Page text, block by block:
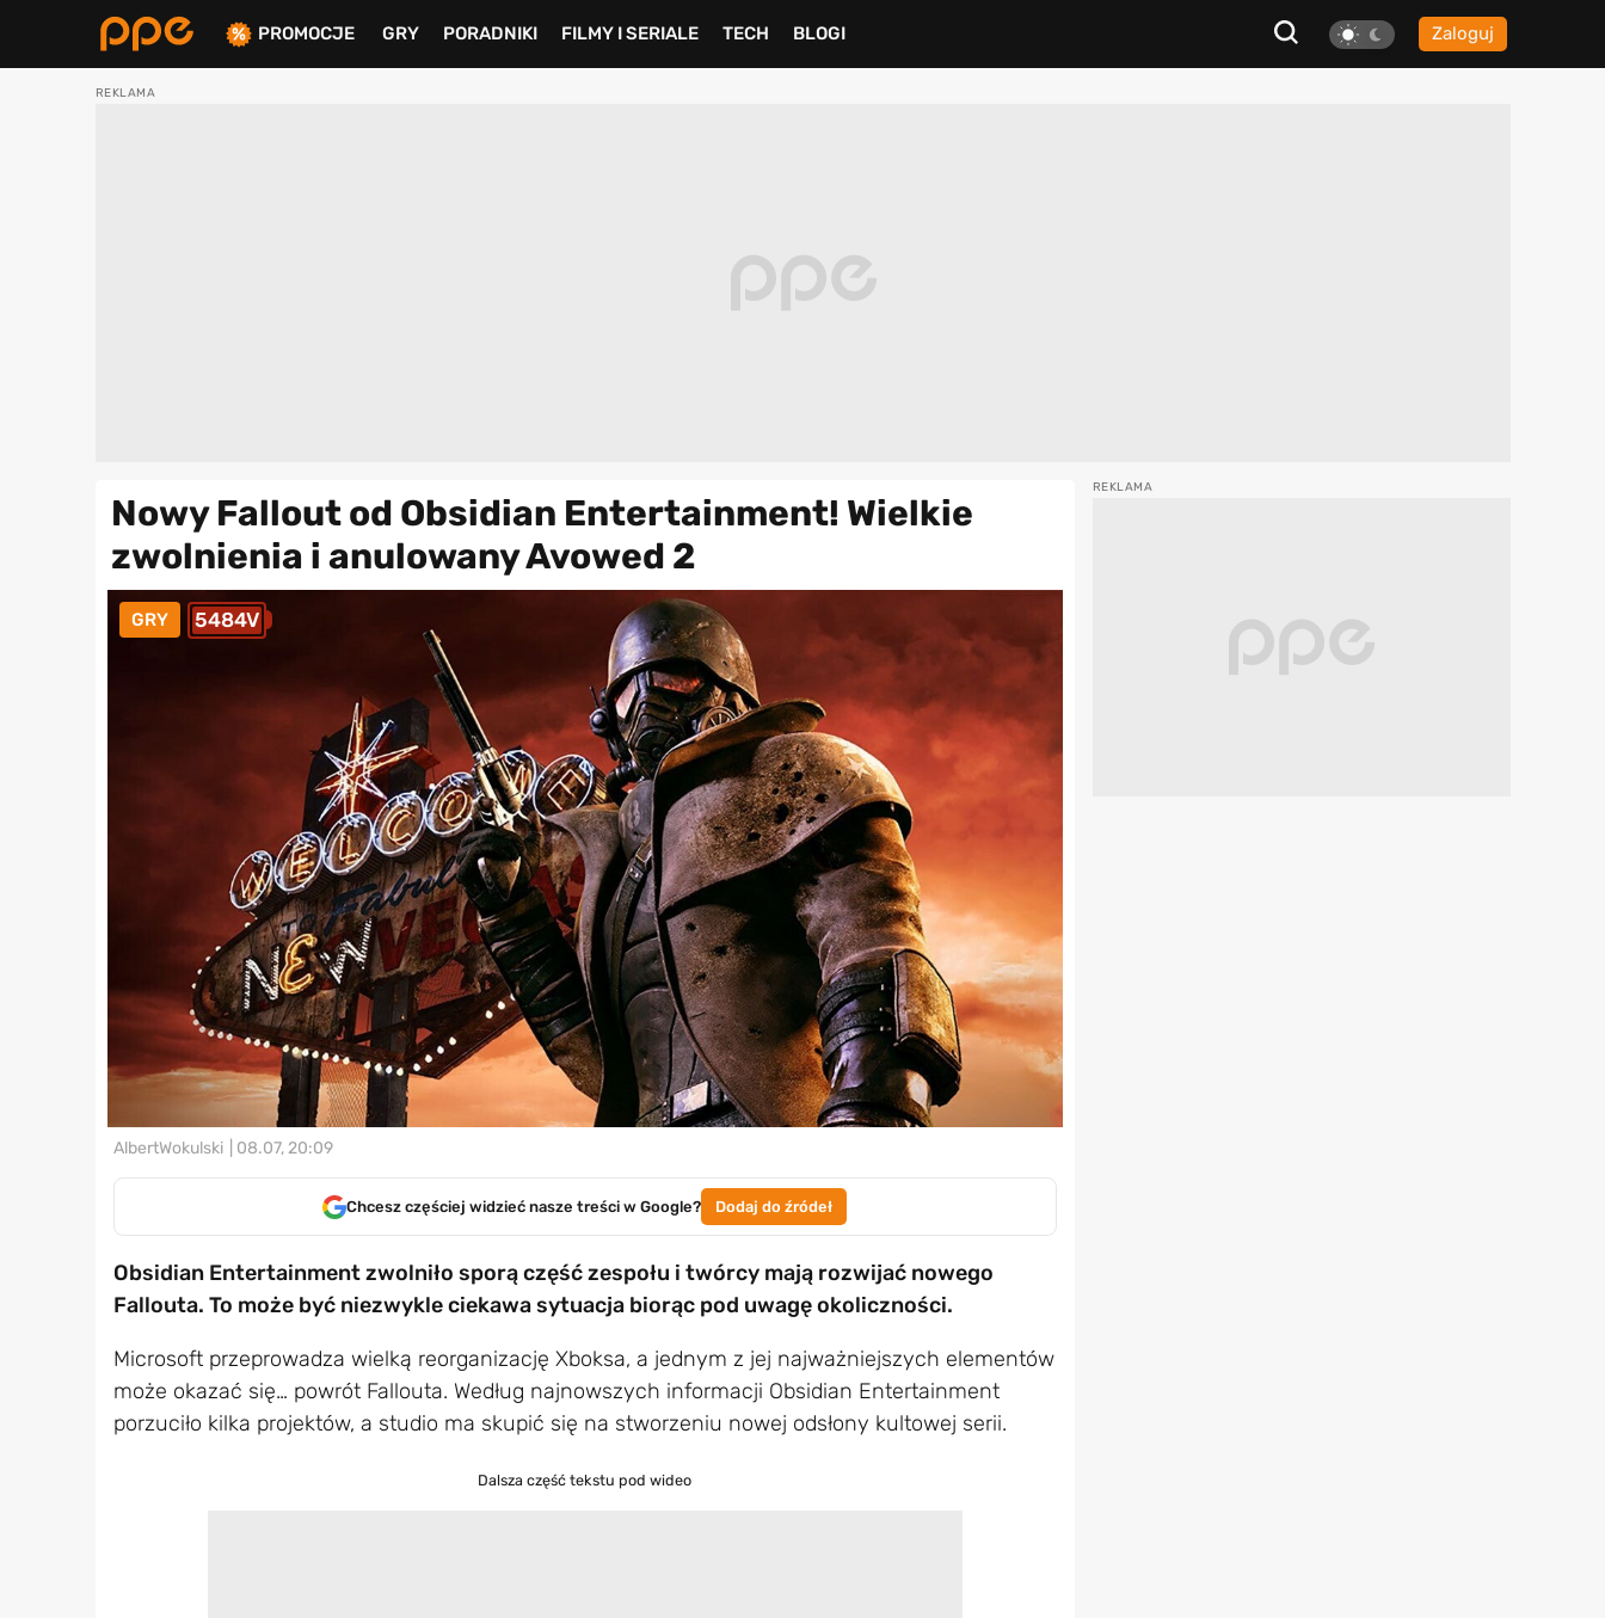
Zaloguj
PROMOCJE GRY PORADNIKI FILMY I SERIALE TECH BLOGI
Nowy Fallout od Obsidian Entertainment! Wielkie
zwolnienia i anulowany Avowed 2
GRY 5484V
AlbertWokulski | 08.07, 20:09
Chcesz częściej widzieć nasze treści w Google? Dodaj do źródeł
Obsidian Entertainment zwolniło sporą część zespołu i twórcy mają rozwijać nowego
Fallouta. To może być niezwykle ciekawa sytuacja biorąc pod uwagę okoliczności.
Microsoft przeprowadza wielką reorganizację Xboksa, a jednym z jej najważniejszych elementów
może okazać się… powrót Fallouta. Według najnowszych informacji Obsidian Entertainment
porzuciło kilka projektów, a studio ma skupić się na stworzeniu nowej odsłony kultowej serii.
Dalsza część tekstu pod wideo